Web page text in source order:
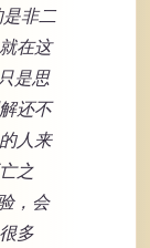
非二
在这
是思
还不
人来
之
，会
多